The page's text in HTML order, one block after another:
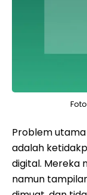
Problem
adalah
digital. Mereka
namun